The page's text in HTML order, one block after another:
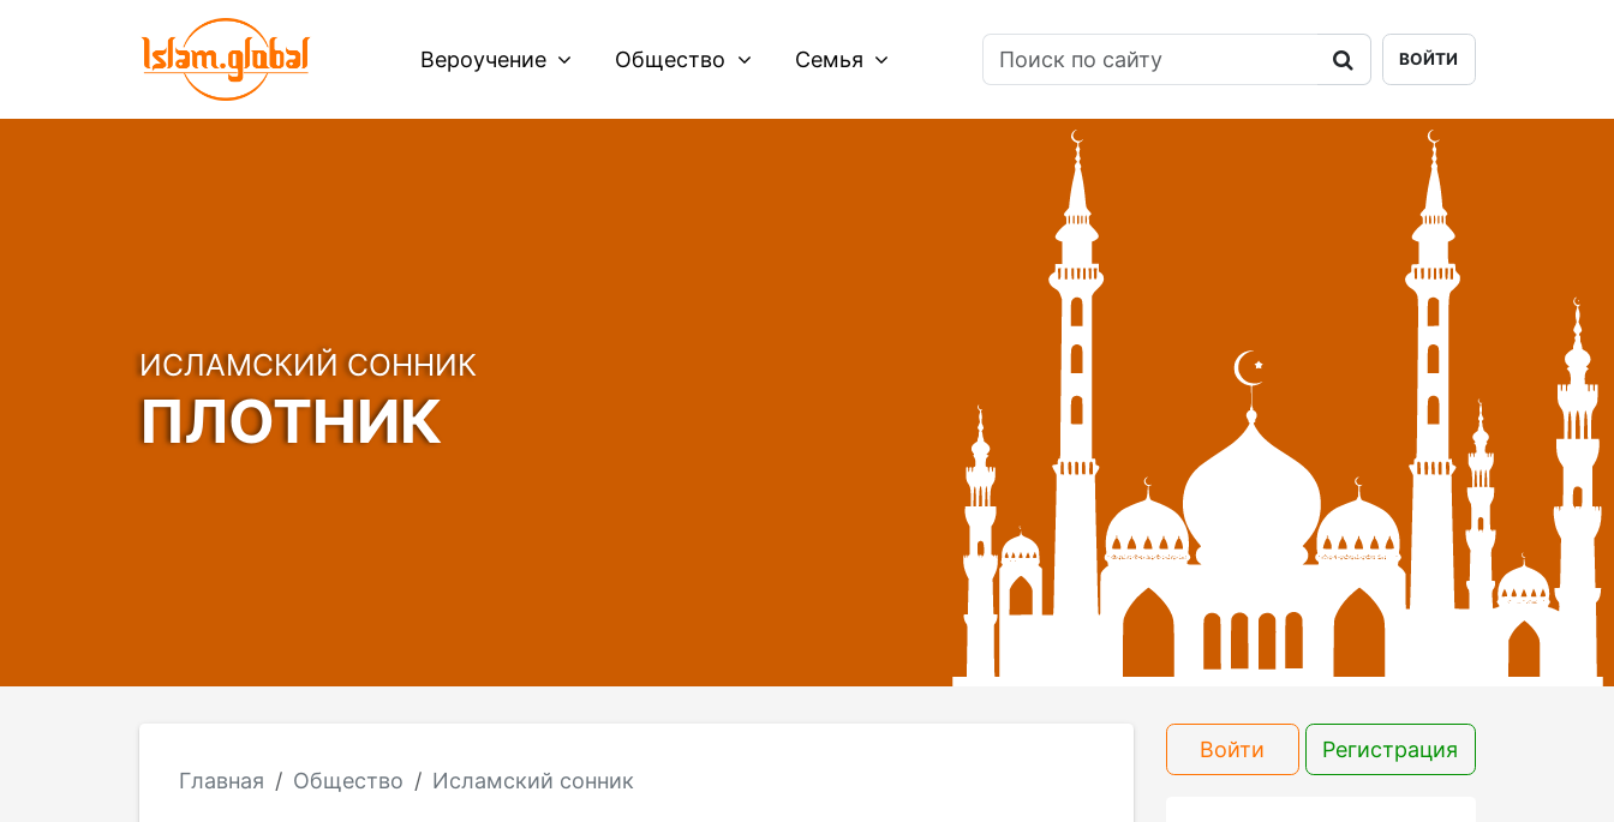
Вероучение Общество Семья ВОЙТИ
ИСЛАМСКИЙ СОННИК
ПЛОТНИК
Главная Общество Исламский сонник
Войти Регистрация